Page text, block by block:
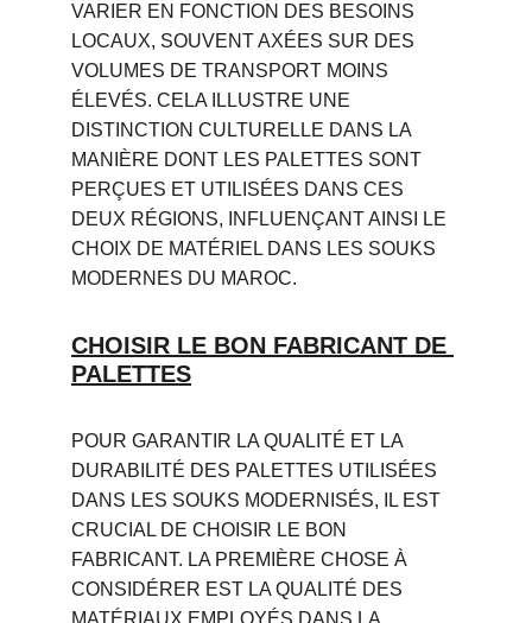
VARIER EN FONCTION DES BESOINS
LOCAUX, SOUVENT AXÉES SUR DES
VOLUMES DE TRANSPORT MOINS
ÉLEVÉS. CELA ILLUSTRE UNE
DISTINCTION CULTURELLE DANS LA
MANIÈRE DONT LES PALETTES SONT
PERÇUES ET UTILISÉES DANS CES
DEUX RÉGIONS, INFLUENÇANT AINSI LE
CHOIX DE MATÉRIEL DANS LES SOUKS
MODERNES DU MAROC.
CHOISIR LE BON FABRICANT DE
PALETTES
POUR GARANTIR LA QUALITÉ ET LA
DURABILITÉ DES PALETTES UTILISÉES
DANS LES SOUKS MODERNISÉS, IL EST
CRUCIAL DE CHOISIR LE BON
FABRICANT. LA PREMIÈRE CHOSE À
CONSIDÉRER EST LA QUALITÉ DES
MATÉRIAUX EMPLOYÉS DANS LA